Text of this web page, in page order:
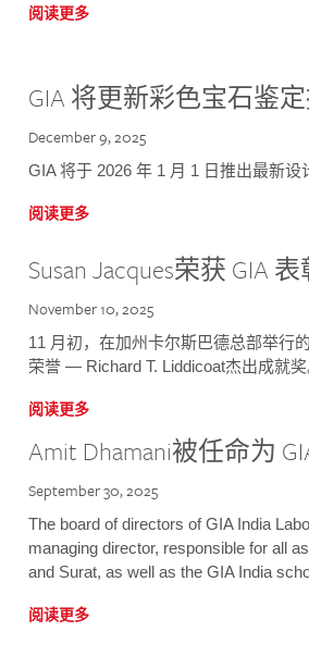
阅读更多
GIA 将更新彩色宝石鉴
December 9, 2025
GIA 将于 2026 年 1 月 1 日推出最新设
阅读更多
Susan Jacques荣获 GIA
November 10, 2025
11 月初，在加州卡尔斯巴德总部举行
荣誉 — Richard T. Liddicoat杰出成就奖
阅读更多
Amit Dhamani被任命为
September 30, 2025
The board of directors of GIA India
managing director, responsible for all
and Surat, as well as the GIA India
阅读更多